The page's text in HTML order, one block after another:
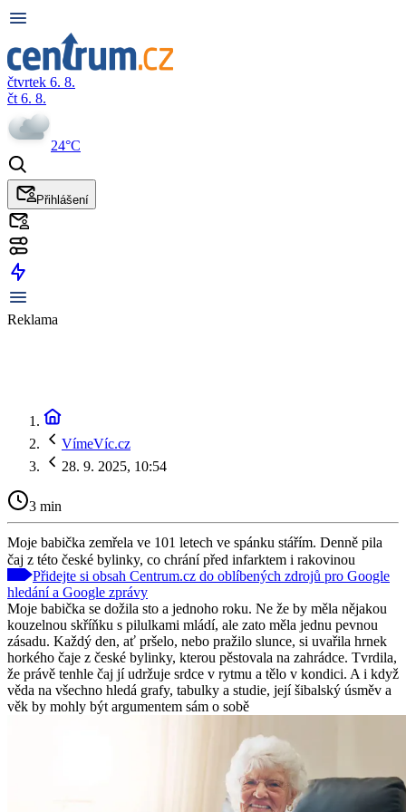
čtvrtek 6. 8.
čt 6. 8.
24°C
Přihlášení
Reklama
VímeVíc.cz
28. 9. 2025, 10:54
3 min
Moje babička zemřela ve 101 letech ve spánku stářím. Denně pila
čaj z této české bylinky, co chrání před infarktem i rakovinou
Přidejte si obsah Centrum.cz do oblíbených zdrojů pro Google
hledání a Google zprávy
Moje babička se dožila sto a jednoho roku. Ne že by měla nějakou
kouzelnou skříňku s pilulkami mládí, ale zato měla jednu pevnou
zásadu. Každý den, ať pršelo, nebo pražilo slunce, si uvařila hrnek
horkého čaje z české bylinky, kterou pěstovala na zahrádce. Tvrdila,
že právě tenhle čaj jí udržuje srdce v rytmu a tělo v kondici. A i když
věda na všechno hledá grafy, tabulky a studie, její šibalský úsměv a
věk by mohly být argumentem sám o sobě